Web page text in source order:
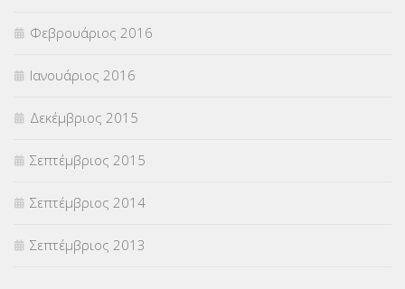
Φεβρουάριος 2016
Ιανουάριος 2016
Δεκέμβριος 2015
Σεπτέμβριος 2015
Σεπτέμβριος 2014
Σεπτέμβριος 2013